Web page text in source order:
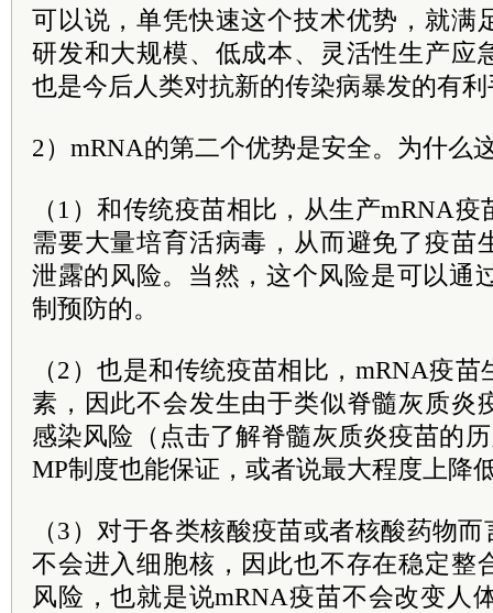
可以说，单凭快速这个技术优势，就满
研发和大规模、低成本、灵活性生产应
也是今后人类对抗新的传染病暴发的有
2）mRNA的第二个优势是安全。为什么
（1）和传统疫苗相比，从生产mRNA
需要大量培育活病毒，从而避免了疫苗
泄露的风险。当然，这个风险是可以通
制预防的。
（2）也是和传统疫苗相比，mRNA疫
素，因此不会发生由于类似脊髓灰质炎
感染风险（点击了解脊髓灰质炎疫苗的
MP制度也能保证，或者说最大程度上降
（3）对于各类核酸疫苗或者核酸药物
不会进入细胞核，因此也不存在稳定整
风险，也就是说mRNA疫苗不会改变人